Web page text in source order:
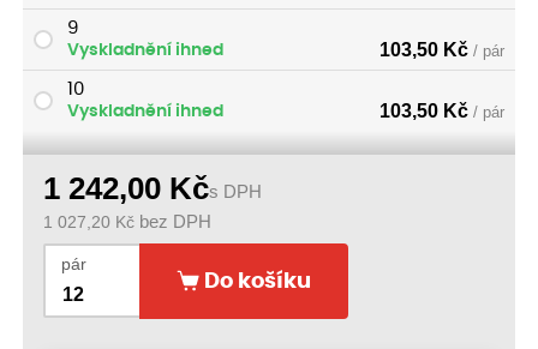
9
Vyskladnění ihned
103,50 Kč / pár
10
Vyskladnění ihned
103,50 Kč / pár
1 242,00 Kčs DPH
1 027,20 Kč bez DPH
pár
Do košíku